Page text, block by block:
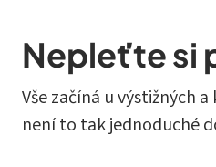
Nepleťte si
Vše začíná u výstižných
není to tak jednoduché